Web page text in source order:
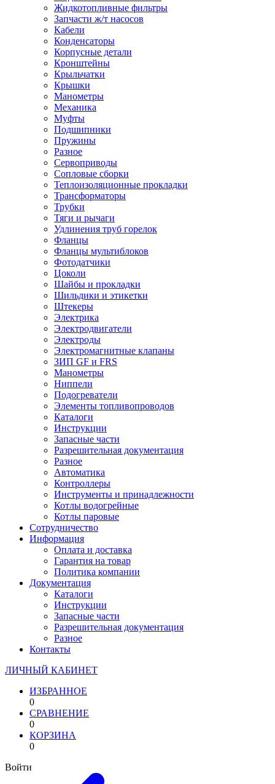
Жидкотопливные фильтры
Запчасти ж/т насосов
Кабели
Конденсаторы
Корпусные детали
Кронштейны
Крыльчатки
Крышки
Манометры
Механика
Муфты
Подшипники
Пружины
Разное
Сервоприводы
Сопловые сборки
Теплоизоляционные прокладки
Трансформаторы
Трубки
Тяги и рычаги
Удлинения труб горелок
Фланцы
Фланцы мультиблоков
Фотодатчики
Цоколи
Шайбы и прокладки
Шильдики и этикетки
Штекеры
Электрика
Электродвигатели
Электроды
Электромагнитные клапаны
ЗИП GF и FRS
Манометры
Ниппели
Подогреватели
Элементы топливопроводов
Каталоги
Инструкции
Запасные части
Разрешительная документация
Разное
Автоматика
Контроллеры
Инструменты и принадлежности
Котлы водогрейные
Котлы паровые
Сотрудничество
Информация
Оплата и доставка
Гарантия на товар
Политика компании
Документация
Каталоги
Инструкции
Запасные части
Разрешительная документация
Разное
Контакты
ЛИЧНЫЙ КАБИНЕТ
ИЗБРАННОЕ
0
СРАВНЕНИЕ
0
КОРЗИНА
0
Войти